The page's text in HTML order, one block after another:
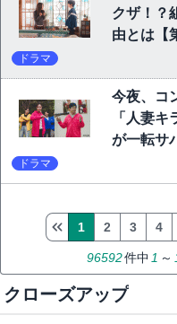
クザ！？
由とは【
ドラマ
今夜、コ
「人妻
が一転サ
ドラマ
96592件中 1 ～
1 2 3 4
クローズアップ